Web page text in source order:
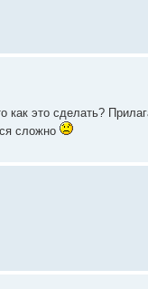
это сделать?
сложно